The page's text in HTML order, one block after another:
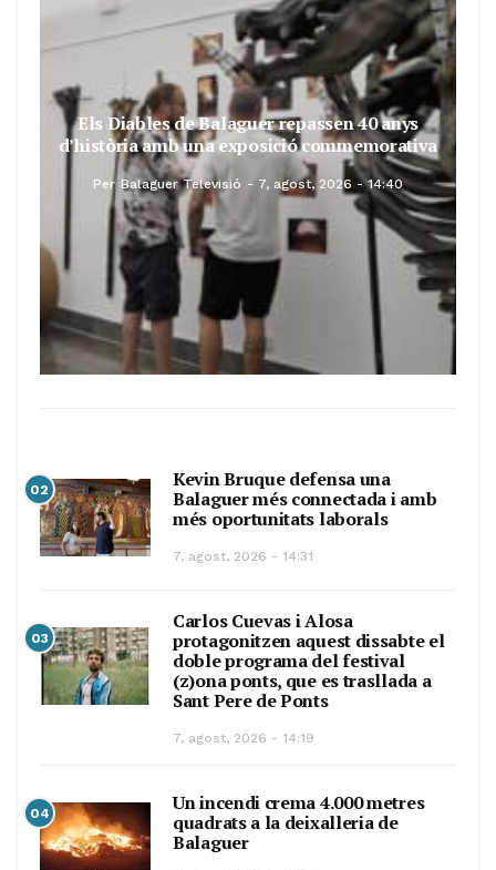
Els Diables de Balaguer repassen 40 anys
d’història amb una exposició commemorativa
Per Balaguer Televisió 7, agost, 2026 - 14:40
02
Kevin Bruque defensa una
Balaguer més connectada i amb
més oportunitats laborals
7, agost, 2026 - 14:31
03
Carlos Cuevas i Alosa
protagonitzen aquest dissabte el
doble programa del festival
(z)ona ponts, que es trasllada a
Sant Pere de Ponts
7, agost, 2026 - 14:19
04
Un incendi crema 4.000 metres
quadrats a la deixalleria de
Balaguer